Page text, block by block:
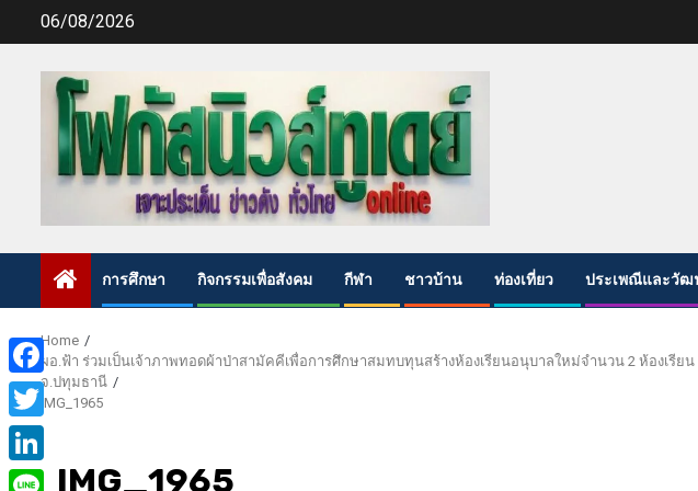
06/08/2026
การศึกษา กิจกรรมเพื่อสังคม กีฬา ชาวบ้าน ท่องเที่ยว ประเพณีและวัฒ
Home
ผอ.ฟ้า ร่วมเป็นเจ้าภาพทอดผ้าป่าสามัคคีเพื่อการศึกษาสมทบทุนสร้างห้องเรียนอนุบาลใหม่จำนวน 2 ห้องเรี
จ.ปทุมธานี
IMG_1965
IMG_1965
Facebook
Twitter
LinkedIn